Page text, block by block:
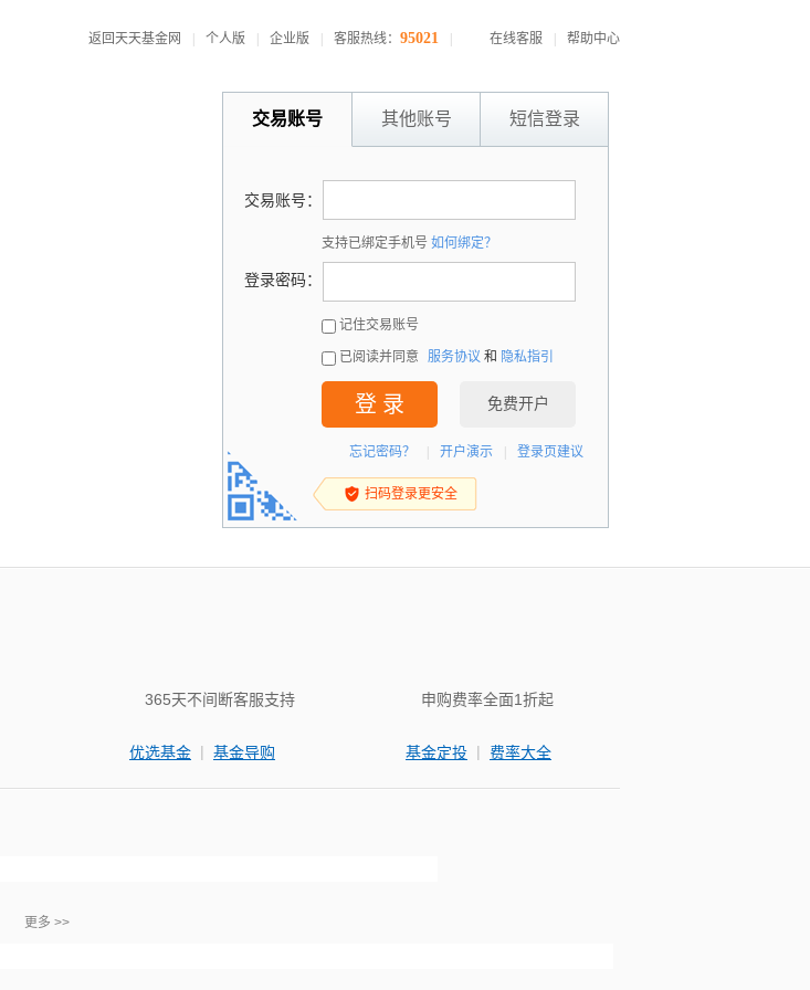
返回天天基金网 个人版 企业版 客服热线： 95021 在线客服 帮助中心
交易账号 其他账号 短信登录
交易账号：
支持已绑定手机号 如何绑定？
登录密码：
记住交易账号
已阅读并同意 服务协议 和 隐私指引
登 录 免费开户
忘记密码？ 开户演示 登录页建议
扫码登录更安全
365天不间断客服支持
优选基金 | 基金导购
申购费率全面1折起
基金定投 | 费率大全
更多 >>